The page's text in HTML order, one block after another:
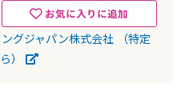
お気に入りに追加
グジャパン株式会社
（特定
）